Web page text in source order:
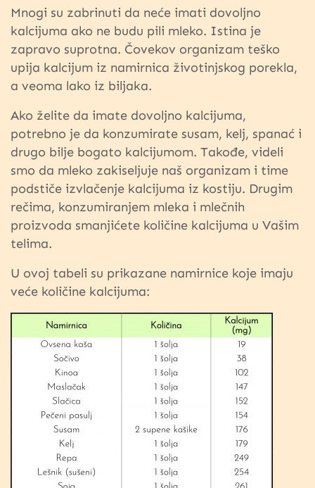
Mnogi su zabrinuti da neće imati dovoljno
kalcijuma ako ne budu pili mleko. Istina je
zapravo suprotna. Čovekov organizam teško
upija kalcijum iz namirnica životinjskog porekla,
a veoma lako iz biljaka.
Ako želite da imate dovoljno kalcijuma,
potrebno je da konzumirate susam, kelj, spanać i
drugo bilje bogato kalcijumom. Takođe, videli
smo da mleko zakiseljuje naš organizam i time
podstiče izvlačenje kalcijuma iz kostiju. Drugim
rečima, konzumiranjem mleka i mlečnih
proizvoda smanjićete količine kalcijuma u Vašim
telima.
U ovoj tabeli su prikazane namirnice koje imaju
veće količine kalcijuma: